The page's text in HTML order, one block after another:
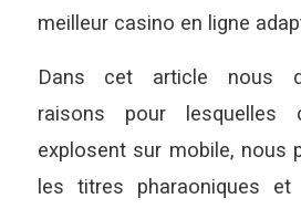
meilleur casino en ligne
Dans cet article nous
raisons pour lesquelles
explosent sur mobile, nous
les titres pharaoniques